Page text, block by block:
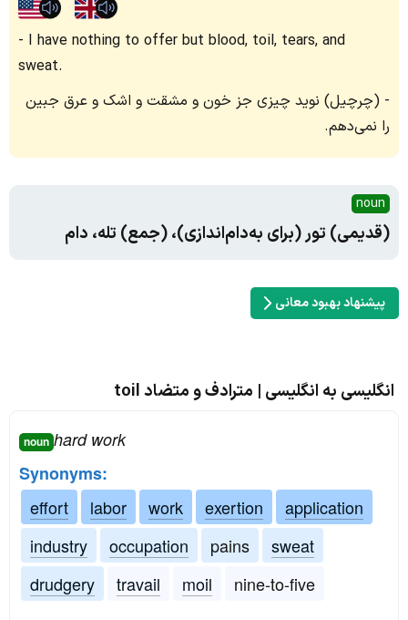
I have nothing to offer but blood, toil, tears, and
sweat.
(چرچیل) نوید چیزی جز خون و مشقت و اشک و عرق جبین
را نمی‌دهم.
noun
(قدیمی) تور (برای به‌دام‌اندازی)، (جمع) تله، دام
پیشنهاد بهبود معانی
انگلیسی به انگلیسی | مترادف و متضاد toil
noun hard work
Synonyms:
effort
labor work exertion
application
industry
occupation pains
sweat
drudgery
travail moil nine-to-five